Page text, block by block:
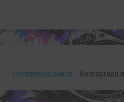
Реклама на сайте Контактная